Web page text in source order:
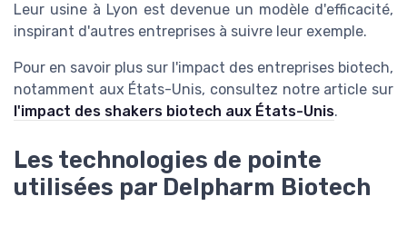
Leur usine à Lyon est devenue un modèle d'efficacité,
inspirant d'autres entreprises à suivre leur exemple.
Pour en savoir plus sur l'impact des entreprises biotech,
notamment aux États-Unis, consultez notre article sur
l'impact des shakers biotech aux États-Unis.
Les technologies de pointe
utilisées par Delpharm Biotech